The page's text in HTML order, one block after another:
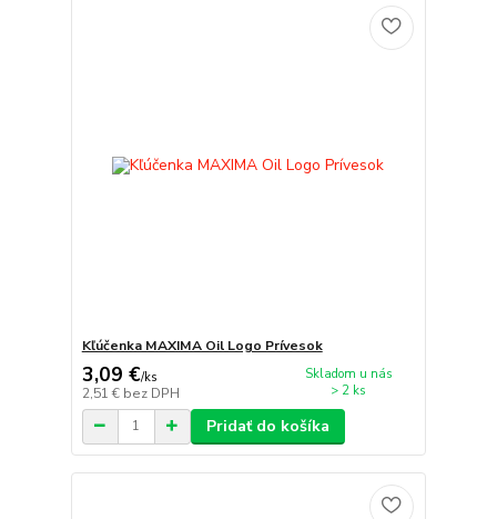
Kľúčenka MAXIMA Oil Logo Prívesok
3,09 €/ks
2,51 € bez DPH
Skladom u nás
> 2 ks
Pridať do košíka